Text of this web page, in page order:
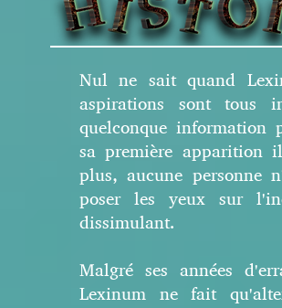
Nul ne sait quand
aspirations sont tous
quelconque information
sa première
plus, aucune personne
poser les yeux sur
dissimulant.
Malgré ses années
Lexinum ne fait